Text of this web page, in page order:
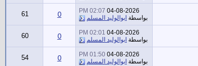
04-08-2026
02:07 PM
بواسطة ابوالوليد المسلم 0
61
04-08-2026
02:01 PM
بواسطة ابوالوليد المسلم 0
60
04-08-2026
01:50 PM
بواسطة ابوالوليد المسلم 0
54